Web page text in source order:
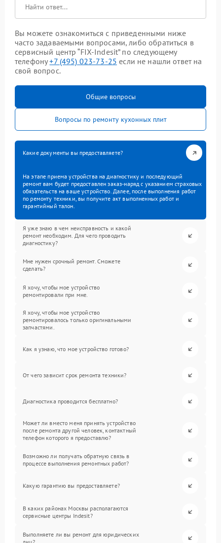
Вы можете ознакомиться с приведенными ниже
часто задаваемыми вопросами, либо обратиться в
сервисный центр “FIX-Indesit” по следующему
телефону+7 (495) 023-73-25 если не нашли ответ на
свой вопрос.
Общие вопросы
Вопросы по ремонту кухонных плит
Какие документы вы предоставляете?
На этапе приема устройства на диагностику и последующий
ремонт вам будет предоставлен заказ-наряд с указанием страховых
обязательств на ваше устройство. Далее, после выполнения работ
по ремонту техники, вы получите акт выполненных работ и
гарантийный талон.
Я уже знаю в чем неисправность и какой
ремонт необходим. Для чего проводить
диагностику?
Мне нужен срочный ремонт. Сможете
сделать?
Я хочу, чтобы мое устройство
ремонтировали при мне.
Я хочу, чтобы мое устройство
ремонтировалось только оригинальными
запчастями.
Как я узнаю, что мое устройство готово?
От чего зависит срок ремонта техники?
Диагностика проводится бесплатно?
Может ли вместо меня принять устройство
после ремонта другой человек, контактный
телефон которого я предоставлю?
Возможно ли получать обратную связь в
процессе выполнения ремонтных работ?
Какую гарантию вы предоставляете?
В каких районах Москвы располагаются
сервисные центры Indesit?
Выполняете ли вы ремонт для юридических